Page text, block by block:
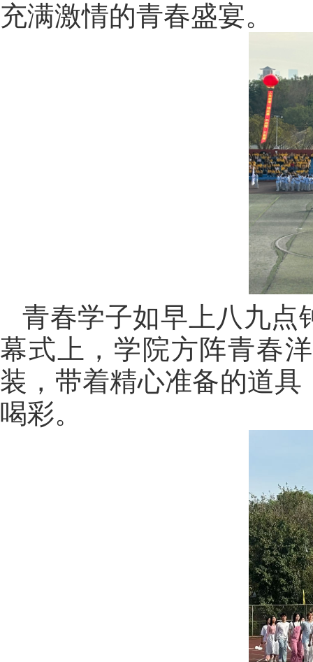
充满激情的青春盛宴。
青春学子如早上八九点
幕式上，学院方阵青春
装，带着精心准备的道
喝彩。